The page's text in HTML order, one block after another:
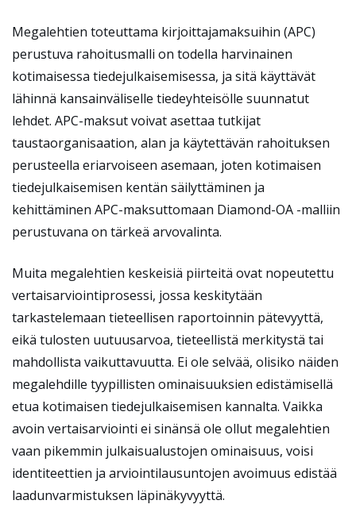
Megalehtien toteuttama kirjoittajamaksuihin (APC)
perustuva rahoitusmalli on todella harvinainen
kotimaisessa tiedejulkaisemisessa, ja sitä käyttävät
lähinnä kansainväliselle tiedeyhteisölle suunnatut
lehdet. APC-maksut voivat asettaa tutkijat
taustaorganisaation, alan ja käytettävän rahoituksen
perusteella eriarvoiseen asemaan, joten kotimaisen
tiedejulkaisemisen kentän säilyttäminen ja
kehittäminen APC-maksuttomaan Diamond-OA -malliin
perustuvana on tärkeä arvovalinta.
Muita megalehtien keskeisiä piirteitä ovat nopeutettu
vertaisarviointiprosessi, jossa keskitytään
tarkastelemaan tieteellisen raportoinnin pätevyyttä,
eikä tulosten uutuusarvoa, tieteellistä merkitystä tai
mahdollista vaikuttavuutta. Ei ole selvää, olisiko näiden
megalehdille tyypillisten ominaisuuksien edistämisellä
etua kotimaisen tiedejulkaisemisen kannalta. Vaikka
avoin vertaisarviointi ei sinänsä ole ollut megalehtien
vaan pikemmin julkaisualustojen ominaisuus, voisi
identiteettien ja arviointilausuntojen avoimuus edistää
laadunvarmistuksen läpinäkyvyyttä.